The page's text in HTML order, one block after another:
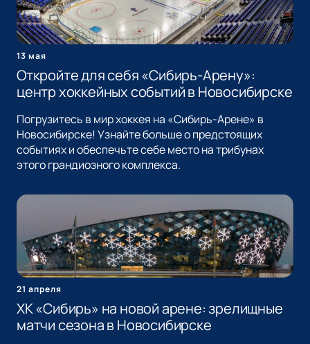
13 мая
Откройте для себя «Сибирь-Арену»:
центр хоккейных событий в Новосибирске
Погрузитесь в мир хоккея на «Сибирь-Арене» в
Новосибирске! Узнайте больше о предстоящих
событиях и обеспечьте себе место на трибунах
этого грандиозного комплекса.
21 апреля
ХК «Сибирь» на новой арене: зрелищные
матчи сезона в Новосибирске